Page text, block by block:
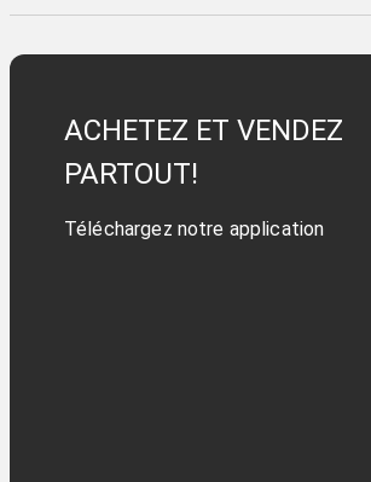
ACHETEZ ET VENDEZ
PARTOUT!
Téléchargez notre application